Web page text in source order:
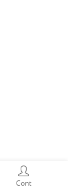
Cont